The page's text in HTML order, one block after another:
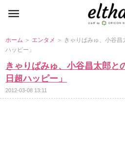
ホーム ＞ エンタメ ＞ きゃりぱみゅ、小谷
ハッピー」
きゃりぱみゅ、小谷昌太郎
日超ハッピー」
2012-03-08 13:11